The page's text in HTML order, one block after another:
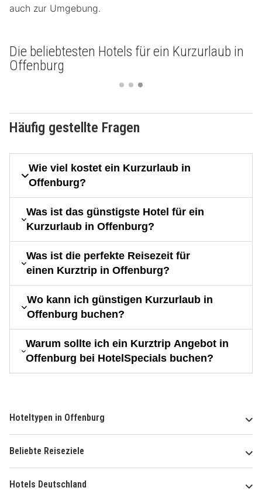
auch zur Umgebung.
Die beliebtesten Hotels für ein Kurzurlaub in
Offenburg
Häufig gestellte Fragen
Wie viel kostet ein Kurzurlaub in
Offenburg?
Was ist das günstigste Hotel für ein
Kurzurlaub in Offenburg?
Was ist die perfekte Reisezeit für
einen Kurztrip in Offenburg?
Wo kann ich günstigen Kurzurlaub in
Offenburg buchen?
Warum sollte ich ein Kurztrip Angebot in
Offenburg bei HotelSpecials buchen?
Hoteltypen in Offenburg
Beliebte Reiseziele
Hotels Deutschland